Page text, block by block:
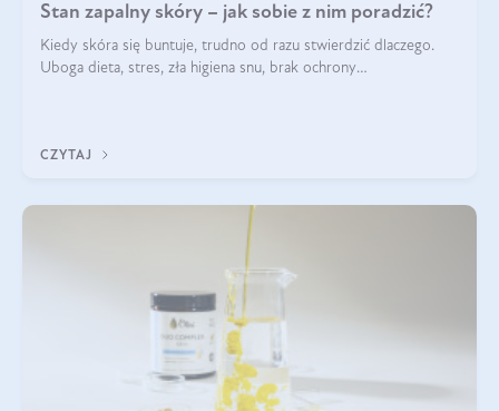
Stan zapalny skóry – jak sobie z nim poradzić?
Kiedy skóra się buntuje, trudno od razu stwierdzić dlaczego.
Uboga dieta, stres, zła higiena snu, brak ochrony
CZYTAJ